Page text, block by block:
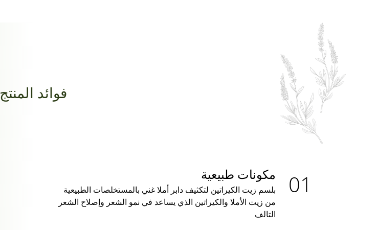
فوائد المنتج
مكونات طبيعية
بلسم زيت الكيراتين لتكثيف دابر أملا غني بالمستخلصات الطبيعية
من زيت الأملا والكيراتين الذي يساعد في نمو الشعر وإصلاح الشعر
التالف